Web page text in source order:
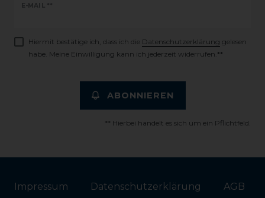
E-MAIL **
Newsletter
Hiermit bestätige ich, dass ich die Daten­schutz­erklärung gelesen
habe. Meine Einwilligung kann ich jederzeit widerrufen.**
ABONNIEREN
** Hierbei handelt es sich um ein Pflichtfeld.
Impressum Daten­schutz­erklärung AGB